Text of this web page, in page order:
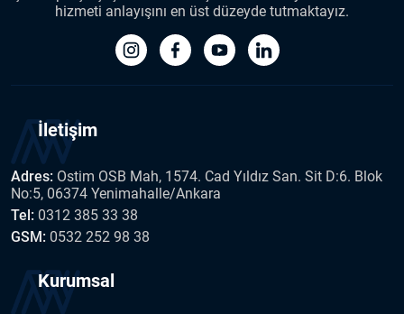
hizmeti anlayışını en üst düzeyde tutmaktayız.
İletişim
Adres: Ostim OSB Mah, 1574. Cad Yıldız San. Sit D:6. Blok
No:5, 06374 Yenimahalle/Ankara
Tel: 0312 385 33 38
GSM: 0532 252 98 38
Kurumsal